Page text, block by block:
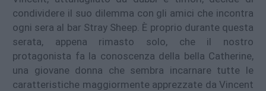
condividere il suo dilemma con gli amici che incontra
ogni sera al bar Stray Sheep. È proprio durante questa
serata, appena rimasto solo, che il nostro
protagonista fa la conoscenza della bella Catherine,
una giovane donna che sembra incarnare tutte le
caratteristiche maggiormente apprezzate da Vincent